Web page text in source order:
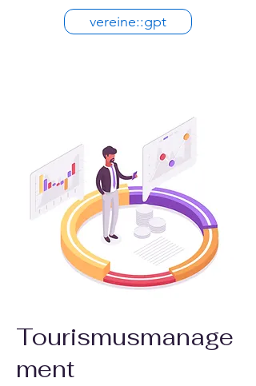
vereine::gpt
Tourismusmanage
ment